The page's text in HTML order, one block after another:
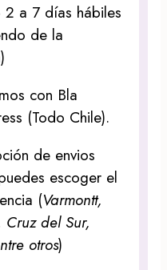
a 7 días hábiles
de la
con Bla
(Todo Chile).
de envios
escoger el
(Varmontt,
Cruz del Sur,
otros)